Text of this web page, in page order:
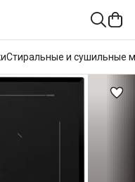
Стиральные и сушильные